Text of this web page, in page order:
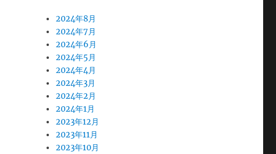
2024年8月
2024年7月
2024年6月
2024年5月
2024年4月
2024年3月
2024年2月
2024年1月
2023年12月
2023年11月
2023年10月